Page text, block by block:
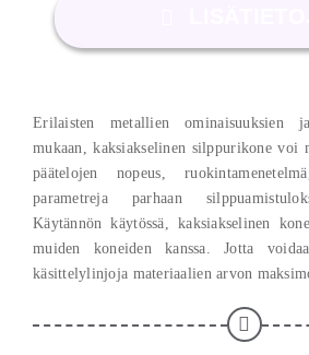
Erilaisten metallien ominaisuuksien
mukaan, kaksiakselinen silppurikone voi
päätelojen nopeus,
parametreja parhaan
Käytännön käytössä, kaksiakselinen
muiden koneiden kanssa. Jotta
käsittelylinjoja materiaalien arvon